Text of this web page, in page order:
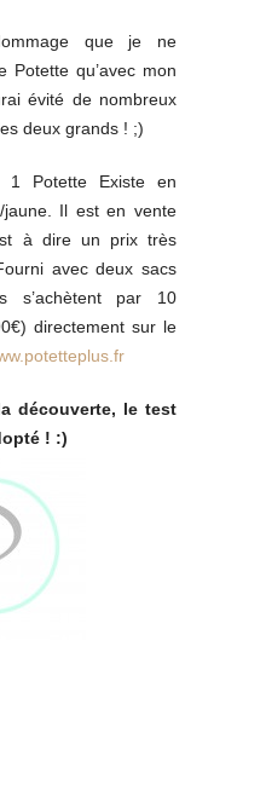
que je ne
Potette qu’avec mon
évité de nombreux
deux grands ! ;)
Potette Existe en
jaune. Il est en vente
à dire un prix très
avec deux sacs
s’achètent par 10
directement sur le
découverte, le test
! :)